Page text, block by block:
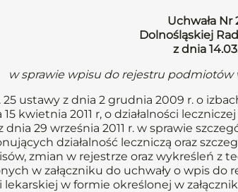
Uchwała Nr
Dolnośląskiej
z dnia
w sprawie wpisu do rejestru podmiotów
ustawy z dnia 2 grudnia 2009 r. o
kwietnia 2011 r, o działalności
dnia 29 września 2011 r. w sprawie
działalność leczniczą oraz
zmian w rejestrze oraz wykreśleń z
w załączniku do uchwały o wpis
w formie określonej w